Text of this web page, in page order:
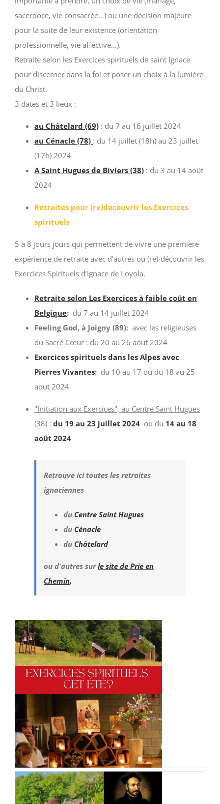
sacerdoce, vie consacrée…) ou une décision majeure
pour la suite de leur existence (orientation
professionnelle, vie affective…).
Retraite selon les Exercices spirituels de saint Ignace
pour discerner dans la foi et poser un choix à la lumière
du Christ.
3 dates et 3 lieux :
au Châtelard (69): du 7 au 16 juillet 2024
au Cénacle (78) : du 14 juillet (18h) au 23 juillet
(17h) 2024
A Saint Hugues de Biviers (38): du 3 au 14 août
2024
Retraites pour (re)découvrir les Exercices
spirituels
5 à 8 jours jours qui permettent de vivre une première
expérience de retraite avec d’autres ou (re)-découvrir les
Exercices Spirituels d’Ignace de Loyola.
Retraite selon Les Exercices à faible coût en
Belgique: du 7 au 14 juillet 2024
Feeling God, à Joigny (89): avec les religieuses
du Sacré Cœur : du 20 au 26 aout 2024
Exercices spirituels dans les Alpes avec
Pierres Vivantes: du 10 au 17 ou du 18 au 25
aout 2024
"Initiation aux Exercices", au Centre Saint Hugues
(38): du 19 au 23 juillet 2024 ou du 14 au 18
août 2024
Retrouve ici toutes les retraites
ignaciennes
du Centre Saint Hugues
du Cénacle
du Châtelard
ou d'autres surle site de Prie en
Chemin.